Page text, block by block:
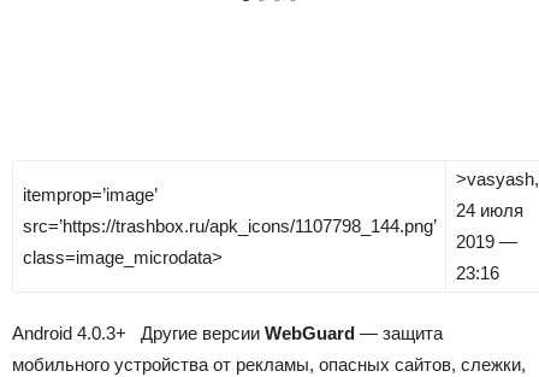
itemprop=’image’
src=’https://trashbox.ru/apk_icons/1107798_144.png’
class=image_microdata>
>vasyash,
24 июля
2019 —
23:16
Android 4.0.3+ Другие версии WebGuard — защита
мобильного устройства от рекламы, опасных сайтов, слежки,